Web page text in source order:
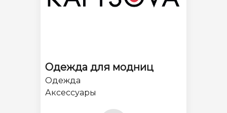
Одежда для модниц
Одежда
Аксессуары